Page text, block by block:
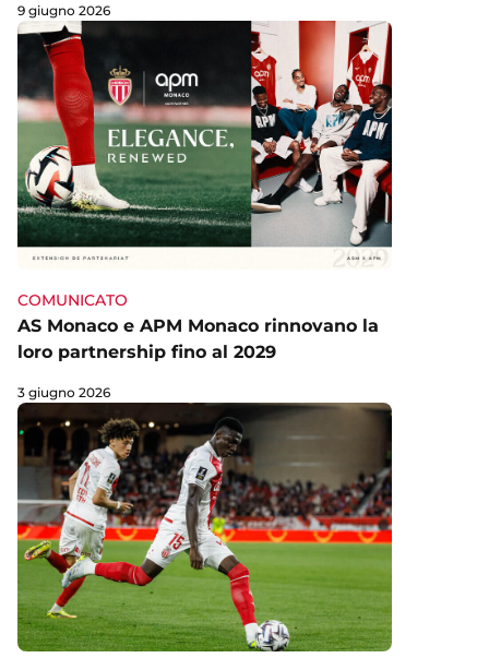
9 giugno 2026
COMUNICATO
AS Monaco e APM Monaco rinnovano la
loro partnership fino al 2029
3 giugno 2026